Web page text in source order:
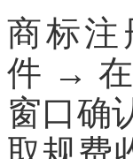
商标
件 → 在
窗口确